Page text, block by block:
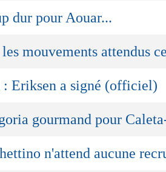
dur pour Aouar...
les mouvements attendus
: Eriksen a signé (officiel)
gourmand pour
n'attend aucune